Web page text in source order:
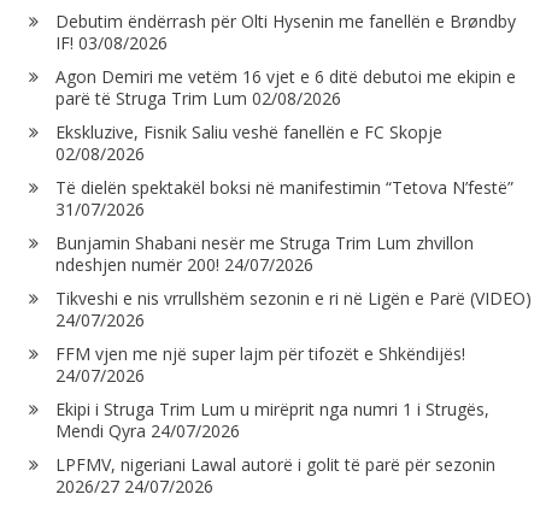
Debutim ëndërrash për Olti Hysenin me fanellën e Brøndby
IF! 03/08/2026
Agon Demiri me vetëm 16 vjet e 6 ditë debutoi me ekipin e
parë të Struga Trim Lum 02/08/2026
Ekskluzive, Fisnik Saliu veshë fanellën e FC Skopje
02/08/2026
Të dielën spektakël boksi në manifestimin “Tetova N’festë”
31/07/2026
Bunjamin Shabani nesër me Struga Trim Lum zhvillon
ndeshjen numër 200! 24/07/2026
Tikveshi e nis vrrullshëm sezonin e ri në Ligën e Parë (VIDEO)
24/07/2026
FFM vjen me një super lajm për tifozët e Shkëndijës!
24/07/2026
Ekipi i Struga Trim Lum u mirëprit nga numri 1 i Strugës,
Mendi Qyra 24/07/2026
LPFMV, nigeriani Lawal autorë i golit të parë për sezonin
2026/27 24/07/2026